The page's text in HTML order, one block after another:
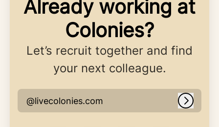
Already working at
Colonies?
Let’s recruit together and find
your next colleague.
@livecolonies.com Log in